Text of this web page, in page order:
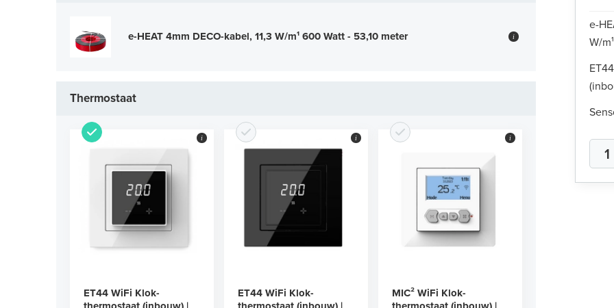
e-HEAT 4mm DECO-kabel, 11,3 W/m¹ 600 Watt - 53,10 meter i
Thermostaat
ET44 WiFi Klok-
i
ET44 WiFi Klok-
i
MIC² WiFi Klok-
i
e-
W/